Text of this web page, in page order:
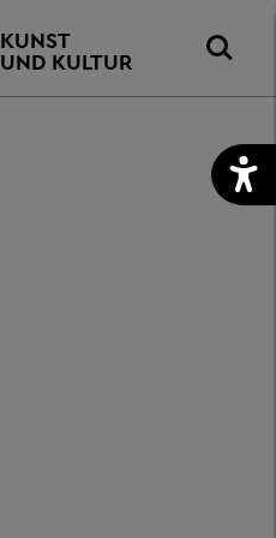
KUNST
UND KULTUR